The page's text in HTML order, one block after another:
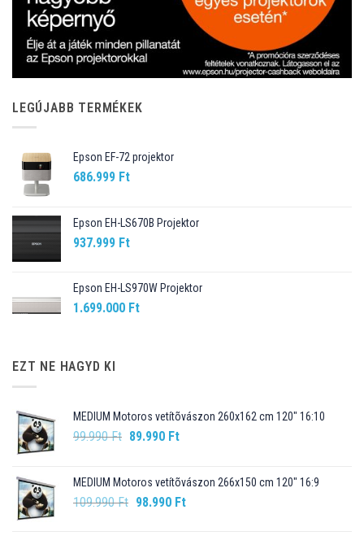
LEGÚJABB TERMÉKEK
Epson EF-72 projektor
686.999 Ft
Epson EH-LS670B Projektor
937.999 Ft
Epson EH-LS970W Projektor
1.699.000 Ft
EZT NE HAGYD KI
MEDIUM Motoros vetítõvászon 260x162 cm 120" 16:10
99.990Ft Original
99.990 Ft.
89.990 FtCurrent
89.990 Ft.
MEDIUM Motoros vetítõvászon 266x150 cm 120" 16:9
109.990Ft Original
98.990 FtCurrent